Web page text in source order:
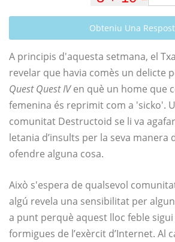
Obteniu Una
A principis d'aquesta setmana, el
revelar que havia comès un delicte
Quest Quest IVen què un home que
femenina és reprimit com a 'sicko'.
comunitat Destructoid se li va
letania d’insults per la seva manera
ofendre alguna cosa.
Això s'espera de qualsevol
algú revela una sensibilitat per
a punt perquè aquest lloc feble
formigues de l’exèrcit d’Internet. Al